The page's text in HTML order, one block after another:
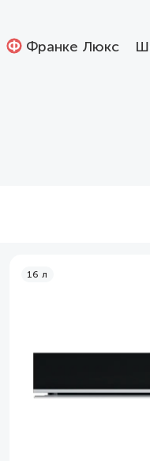
Франке Люкс
16 л